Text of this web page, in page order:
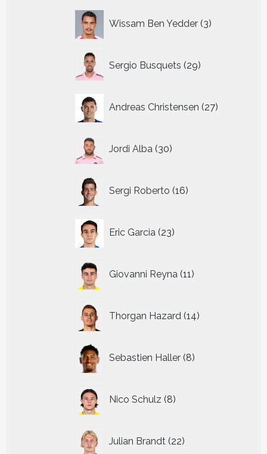
Wissam Ben Yedder 3
producten
Sergio Busquets 29
producten
Andreas Christensen 27
producten
Jordi Alba 30
producten
Sergi Roberto 16
producten
Eric Garcia 23
producten
Giovanni Reyna 11
producten
Thorgan Hazard 14
producten
Sebastien Haller 8
producten
Nico Schulz 8
producten
Julian Brandt 22
producten